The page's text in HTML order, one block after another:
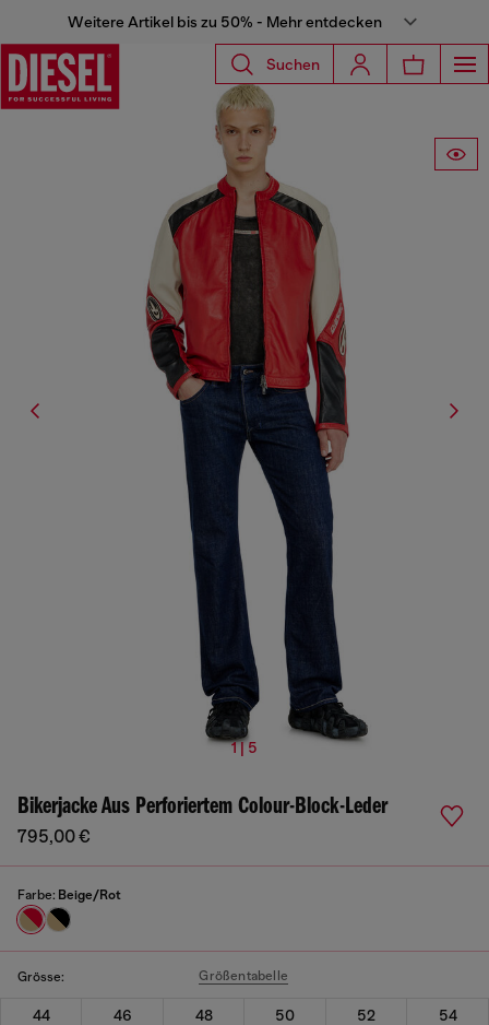
Weitere Artikel bis zu 50% - Mehr entdecken
Suchen
1 | 5
Bikerjacke Aus Perforiertem Colour-Block-Leder
795,00 €
Farbe: Beige/Rot
Grösse: Größentabelle
44 46 48 50 52
54